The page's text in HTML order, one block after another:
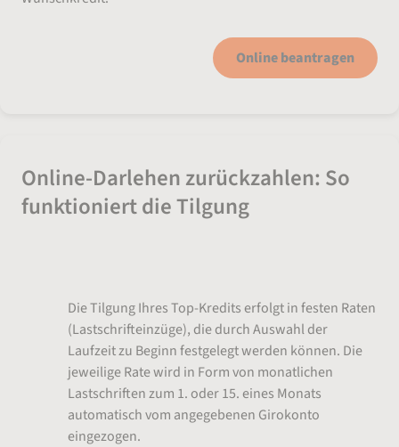
Online beantragen
Online-Darlehen zurückzahlen: So
funktioniert die Tilgung
Die Tilgung Ihres Top-Kredits erfolgt in festen Raten
(Lastschrifteinzüge), die durch Auswahl der
Laufzeit zu Beginn festgelegt werden können. Die
jeweilige Rate wird in Form von monatlichen
Lastschriften zum 1. oder 15. eines Monats
automatisch vom angegebenen Girokonto
eingezogen.